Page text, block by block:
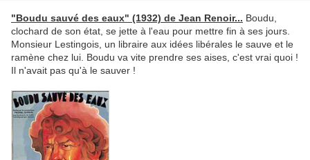
"Boudu sauvé des eaux" (1932) de Jean Renoir... Boudu,
clochard de son état, se jette à l'eau pour mettre fin à ses jours.
Monsieur Lestingois, un libraire aux idées libérales le sauve et le
ramène chez lui. Boudu va vite prendre ses aises, c'est vrai quoi !
Il n'avait pas qu'à le sauver !